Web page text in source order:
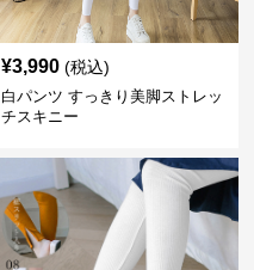
¥3,990 (税込)
白パンツ すっきり美脚ストレッ
チスキニー